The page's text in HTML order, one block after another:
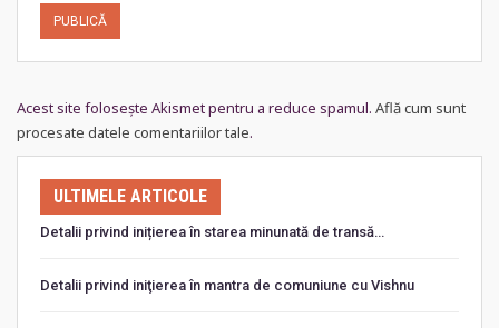
Acest site folosește Akismet pentru a reduce spamul. Află cum sunt
procesate datele comentariilor tale.
ULTIMELE ARTICOLE
Detalii privind inițierea în starea minunată de transă…
Detalii privind iniţierea în mantra de comuniune cu Vishnu